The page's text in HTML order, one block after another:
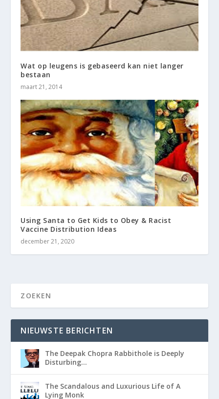
Wat op leugens is gebaseerd kan niet langer
bestaan
maart 21, 2014
Using Santa to Get Kids to Obey & Racist
Vaccine Distribution Ideas
december 21, 2020
NIEUWSTE BERICHTEN
The Deepak Chopra Rabbithole is Deeply
Disturbing…
The Scandalous and Luxurious Life of A
Lying Monk